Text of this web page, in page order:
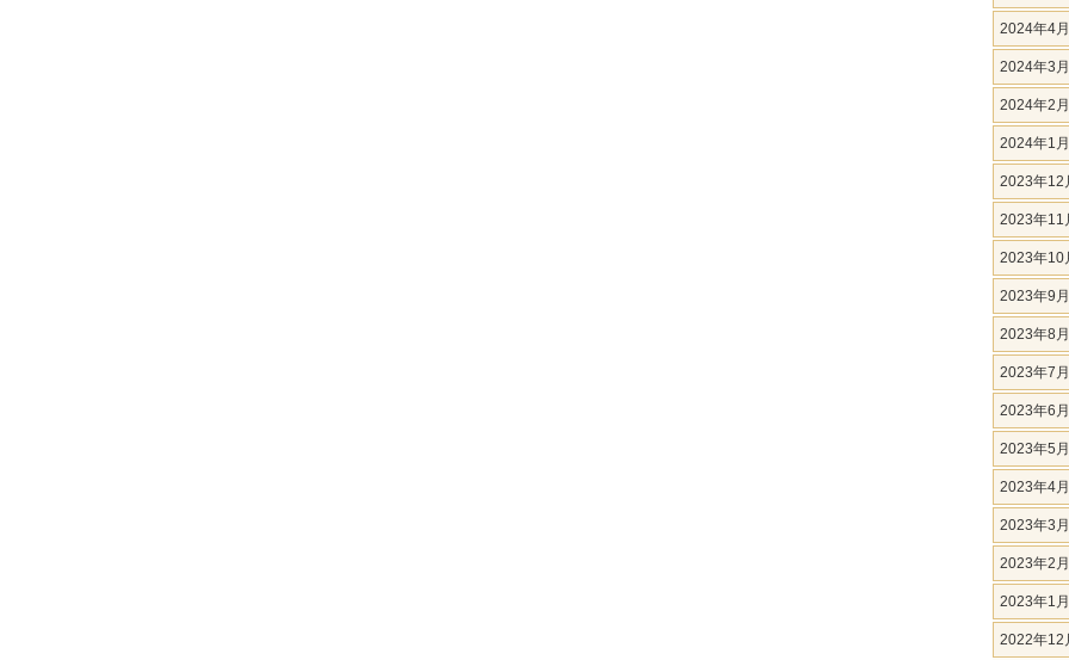
2024年4月
2024年3月
2024年2月
2024年1月
2023年12
2023年11
2023年10
2023年9月
2023年8月
2023年7月
2023年6月
2023年5月
2023年4月
2023年3月
2023年2月
2023年1月
2022年12